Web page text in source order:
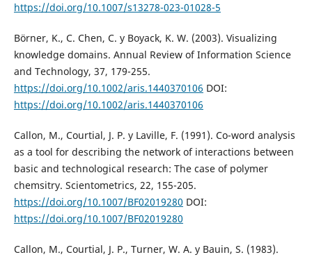
https://doi.org/10.1007/s13278-023-01028-5
Börner, K., C. Chen, C. y Boyack, K. W. (2003). Visualizing
knowledge domains. Annual Review of Information Science
and Technology, 37, 179-255.
https://doi.org/10.1002/aris.1440370106 DOI:
https://doi.org/10.1002/aris.1440370106
Callon, M., Courtial, J. P. y Laville, F. (1991). Co-word analysis
as a tool for describing the network of interactions between
basic and technological research: The case of polymer
chemsitry. Scientometrics, 22, 155-205.
https://doi.org/10.1007/BF02019280 DOI:
https://doi.org/10.1007/BF02019280
Callon, M., Courtial, J. P., Turner, W. A. y Bauin, S. (1983).